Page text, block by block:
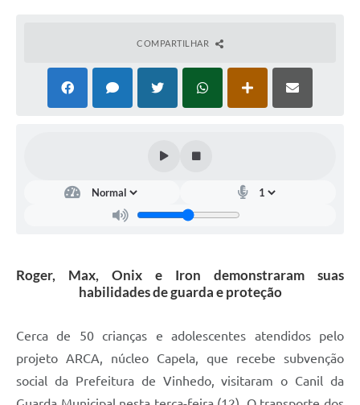
Contratos
Carta de Serviços
Contas Públicas
Legislação
Links Úteis
COMPARTILHAR
Roger, Max, Onix e Iron demonstraram suas
habilidades de guarda e proteção
Cerca de 50 crianças e adolescentes atendidos pelo
projeto ARCA, núcleo Capela, que recebe subvenção
social da Prefeitura de Vinhedo, visitaram o Canil da